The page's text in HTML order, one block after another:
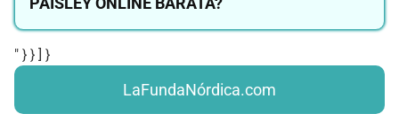
" } } ] }
LaFundaNórdica.com